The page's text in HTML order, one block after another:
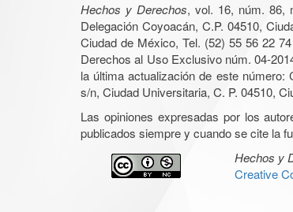
Hechos y Derechos, vol. 16, núm. 86,
Delegación Coyoacán, C.P. 04510,
Ciudad de México, Tel. (52) 55 56 22
Derechos al Uso Exclusivo núm. 04-
la última actualización de este
s/n, Ciudad Universitaria, C. P. 04510,
Las opiniones expresadas por los
publicados siempre y cuando se cite la
Hechos y
Creative